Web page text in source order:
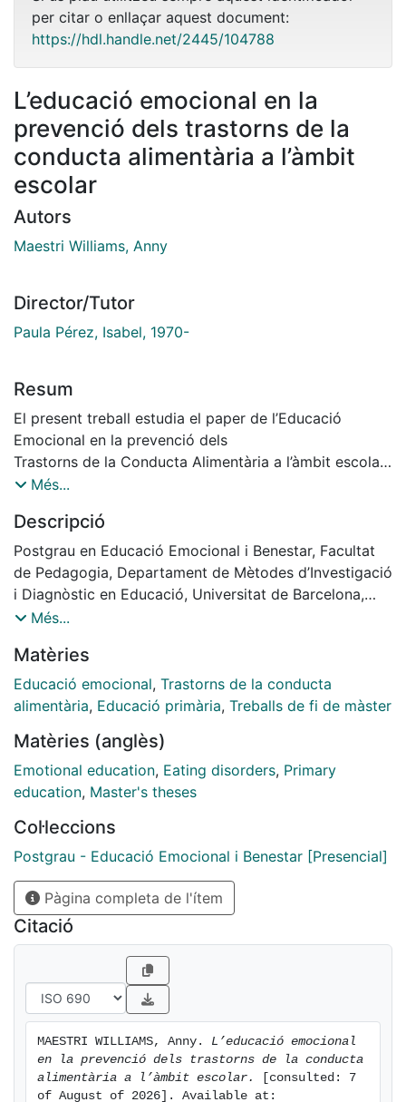
per citar o enllaçar aquest document:
https://hdl.handle.net/2445/104788
L’educació emocional en la
prevenció dels trastorns de la
conducta alimentària a l’àmbit
escolar
Autors
Maestri Williams, Anny
Director/Tutor
Paula Pérez, Isabel, 1970-
Resum
El present treball estudia el paper de l’Educació
Emocional en la prevenció dels
Trastorns de la Conducta Alimentària a l’àmbit escolar,
per conèixer com incrementar
malalties i realitzar un projecte que faciliti el
desenvolupament de competències emocionals i
socials en els infants i adolescents (adolescència
primerenca). Actualment i des de fa uns anys, el
sobrepés, l’obesitat i els trastorns de la conducta
salut pública en la majoria dels
països industrialitzats, però també en molts països en
vies de desenvolupament.
Més...
Descripció
Postgrau en Educació Emocional i Benestar, Facultat
de Pedagogia, Departament de Mètodes d’Investigació
i Diagnòstic en Educació, Universitat de Barcelona,
Curs: 2015-202016, Tutora: Isabel Paula
Més...
Matèries
Educació emocional, Trastorns de la conducta
alimentària, Educació primària, Treballs de fi de màster
Matèries (anglès)
Emotional education, Eating disorders, Primary
education, Master's theses
Col·leccions
Postgrau - Educació Emocional i Benestar [Presencial]
Pàgina completa de l'ítem
Citació
MAESTRI WILLIAMS, Anny. L’educació emocional
en la prevenció dels trastorns de la conducta
alimentària a l’àmbit escolar.
[consulted: 7
of August of 2026]. Available at: